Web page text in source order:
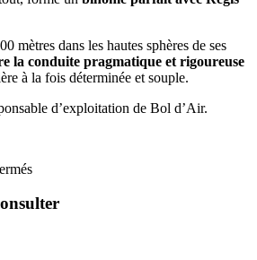
mètres dans les hautes sphères de ses
la conduite pragmatique et rigoureuse
à la fois déterminée et souple.
d’exploitation de Bol d’Air.